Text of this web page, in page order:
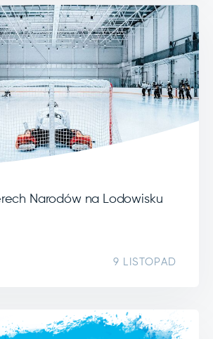
Narodów na Lodowisku
9 LISTOPAD